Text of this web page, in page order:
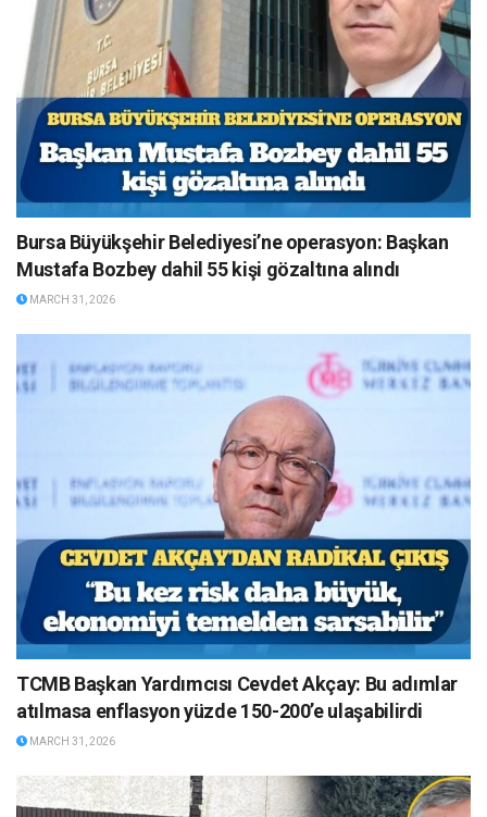
Bursa Büyükşehir Belediyesi’ne operasyon: Başkan
Mustafa Bozbey dahil 55 kişi gözaltına alındı
MARCH 31, 2026
TCMB Başkan Yardımcısı Cevdet Akçay: Bu adımlar
atılmasa enflasyon yüzde 150-200’e ulaşabilirdi
MARCH 31, 2026